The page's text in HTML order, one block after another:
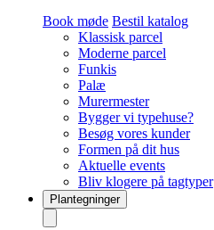
Book møde Bestil katalog
Klassisk parcel
Moderne parcel
Funkis
Palæ
Murermester
Bygger vi typehuse?
Besøg vores kunder
Formen på dit hus
Aktuelle events
Bliv klogere på tagtyper
Plantegninger